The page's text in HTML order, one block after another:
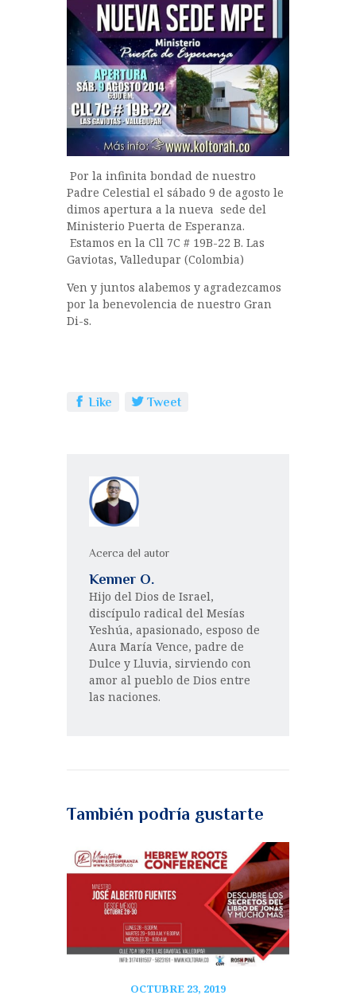
e
b
o
o
k
te
r
s
A
p
p
m
p
a
rt
ir
Por la infinita bondad de nuestro
Padre Celestial el sábado 9 de agosto le
dimos apertura a la nueva sede del
Ministerio Puerta de Esperanza.
Estamos en la Cll 7C # 19B-22 B. Las
Gaviotas, Valledupar (Colombia)
Ven y juntos alabemos y agradezcamos
por la benevolencia de nuestro Gran
Di-s.
Like Tweet
Acerca del autor
Kenner O.
Hijo del Dios de Israel,
discípulo radical del Mesías
Yeshúa, apasionado, esposo de
Aura María Vence, padre de
Dulce y Lluvia, sirviendo con
amor al pueblo de Dios entre
las naciones.
También podría gustarte
OCTUBRE 23, 2019